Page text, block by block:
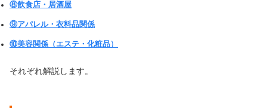
⑧飲食店・居酒屋
⑨アパレル・衣料品関係
⑩美容関係（エステ・化粧品）
それぞれ解説します。